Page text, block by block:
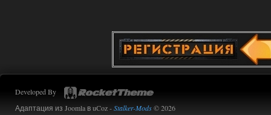
Developed By
Адаптация из Joomla в uCoz -Stalker-Mods© 2026